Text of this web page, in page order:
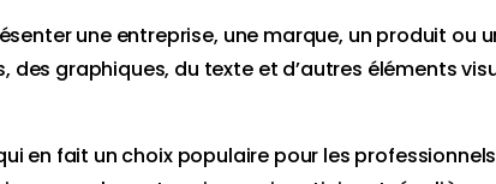
une entreprise, une marque, un produit ou
graphiques, du texte et d’autres éléments
en fait un choix populaire pour les